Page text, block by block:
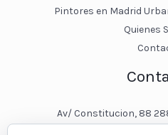
Pintores en Madrid
Quienes
Av/ Constitucion, 88